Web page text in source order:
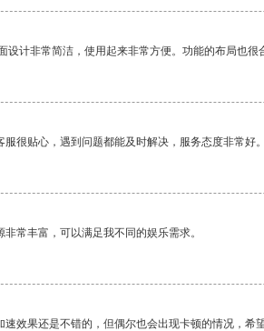
设计非常简洁，使用起来非常方便。功能的布局也很
很贴心，遇到问题都能及时解决，服务态度非常好。
常丰富，可以满足我不同的娱乐需求。
效果还是不错的，但偶尔也会出现卡顿的情况，希